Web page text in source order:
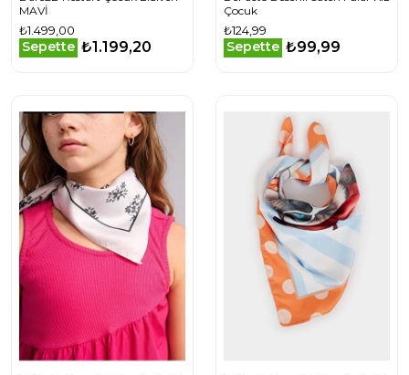
MAVİ
₺1.499,00
Sepette ₺1.199,20
Çocuk
₺124,99
Sepette ₺99,99